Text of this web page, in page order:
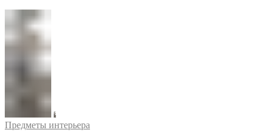
Предметы интерьера